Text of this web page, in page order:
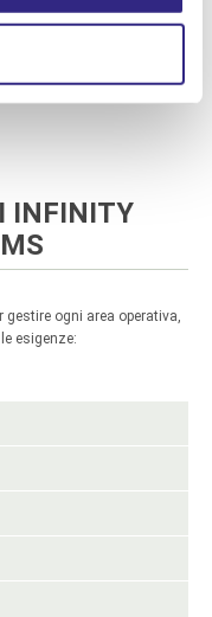
INFINITY
gestire ogni area operativa,
esigenze: